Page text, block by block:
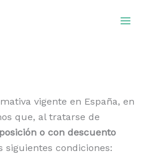
vigente en España, en
que, al tratarse de
o con descuento
siguientes condiciones: